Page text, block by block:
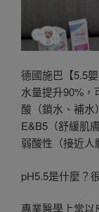
德國施巴【5.5
水量提升90%，
酸（鎖水、補水
E&B5（舒緩肌
弱酸性（接近人
pH5.5是什麼？
專業醫學上常以